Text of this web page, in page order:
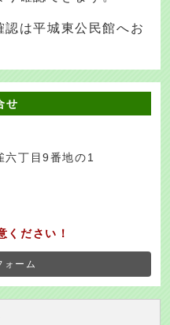
は平城東公民館へお
せ
丁目9番地の1
ください！
ォーム